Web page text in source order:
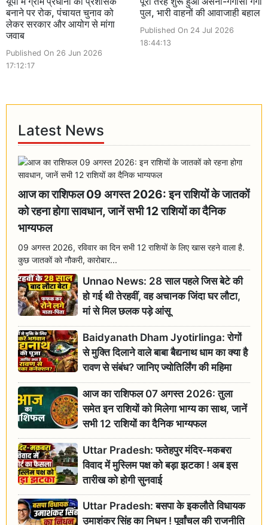
बनाने पर रोक, पंचायत चुनाव को
लेकर सरकार और आयोग से मांगा
जवाब
Published On 26 Jun 2026
17:12:17
पुल, भारी वाहनों की आवाजाही बहाल
Published On 24 Jul 2026
18:44:13
Latest News
आज का राशिफल 09 अगस्त 2026: इन राशियों के जातकों
को रहना होगा सावधान, जानें सभी 12 राशियों का दैनिक
भाग्यफल
09 अगस्त 2026, रविवार का दिन सभी 12 राशियों के लिए खास रहने वाला है.
कुछ जातकों को नौकरी, कारोबार...
Unnao News: 28 साल पहले जिस बेटे की
हो गई थी तेरहवीं, वह अचानक जिंदा घर लौटा,
मां से मिल छलक पड़े आंसू
Baidyanath Dham Jyotirlinga: रोगों
से मुक्ति दिलाने वाले बाबा बैद्यनाथ धाम का क्या है
रावण से संबंध? जानिए ज्योतिर्लिंग की महिमा
आज का राशिफल 07 अगस्त 2026: तुला
समेत इन राशियों को मिलेगा भाग्य का साथ, जानें
सभी 12 राशियों का दैनिक भाग्यफल
Uttar Pradesh: फतेहपुर मंदिर-मकबरा
विवाद में मुस्लिम पक्ष को बड़ा झटका ! अब इस
तारीख को होगी सुनवाई
Uttar Pradesh: बसपा के इकलौते विधायक
उमाशंकर सिंह का निधन ! पूर्वांचल की राजनीति